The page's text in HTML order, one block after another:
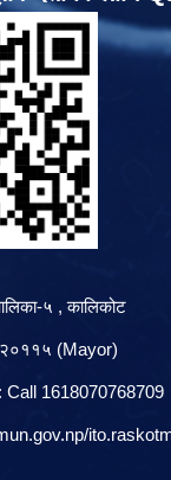
५ , कालिकोट
(Mayor)
: Call 1618070768709
/